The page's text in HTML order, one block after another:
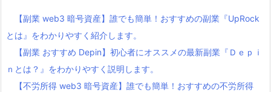
【副業 web3 暗号資産】誰でも簡単！おすすめの副業『UpRock
とは』をわかりやすく紹介します。
【副業 おすすめ Depin】初心者にオススメの最新副業『Ｄｅｐｉ
ｎとは？』をわかりやすく説明します。
【不労所得 web3 暗号資産】誰でも簡単！おすすめの不労所得